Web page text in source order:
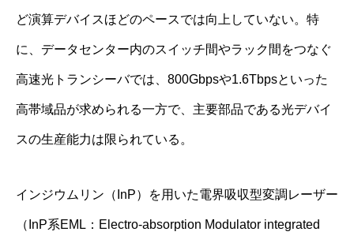
ど演算デバイスほどのペースでは向上していない。特
に、データセンター内のスイッチ間やラック間をつなぐ
高速光トランシーバでは、800Gbpsや1.6Tbpsといった
高帯域品が求められる一方で、主要部品である光デバイ
スの生産能力は限られている。
インジウムリン（InP）を用いた電界吸収型変調レーザー
（InP系EML：Electro-absorption Modulator integrated